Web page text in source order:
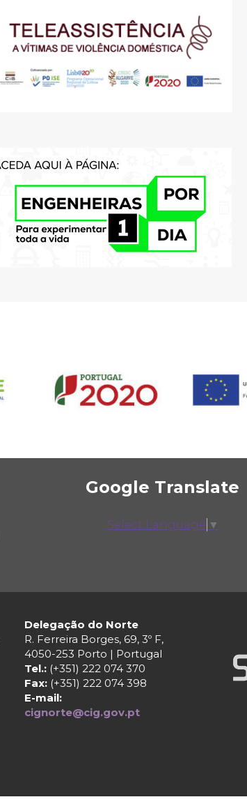
Google Translate
Select Language ▼
Delegação do Norte
R. Ferreira Borges, 69, 3º F,
4050-253 Porto | Portugal
Tel.: (+351) 222 074 370
Fax: (+351) 222 074 398
E-mail:
cignorte@cig.gov.pt